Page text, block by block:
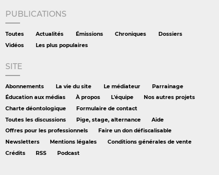
PUBLICATIONS
Toutes Actualités Émissions Chroniques
Dossiers
Vidéos
Les plus populaires
SITE
Abonnements La vie du site Le médiateur
Parrainage
Éducation aux médias
À propos L'équipe
Nos autres projets
Charte déontologique
Formulaire de contact
Toutes les discussions
Pige, stage, alternance
Aide
Offres pour les professionnels
Faire un don défiscalisable
Newsletters
Mentions légales
Conditions générales de vente
Crédits
RSS Podcast